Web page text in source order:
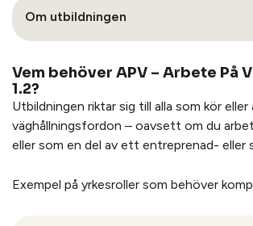
Om utbildningen
Vem behöver APV – Arbete På
1.2?
Utbildningen riktar sig till alla som kör eller
väghållningsfordon – oavsett om du
eller som en del av ett entreprenad- eller
Exempel på yrkesroller som behöver